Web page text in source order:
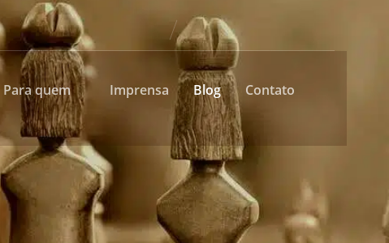
Para quem Imprensa Blog Contato